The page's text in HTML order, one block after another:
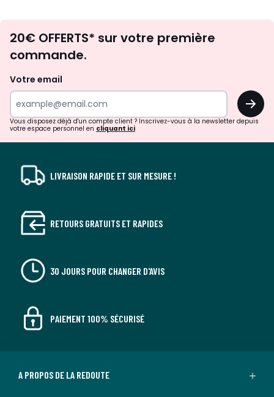
d'inspirations
surprises?
20€ OFFERTS* sur votre première
commande.
Votre email
OK
Vous disposez déjà d'un compte client ? Inscrivez-vous à la newsletter depuis
votre espace personnel en cliquant ici
LIVRAISON RAPIDE ET SUR MESURE !
RETOURS GRATUITS ET RAPIDES
30 JOURS POUR CHANGER D'AVIS
PAIEMENT 100% SÉCURISÉ
A PROPOS DE LA REDOUTE